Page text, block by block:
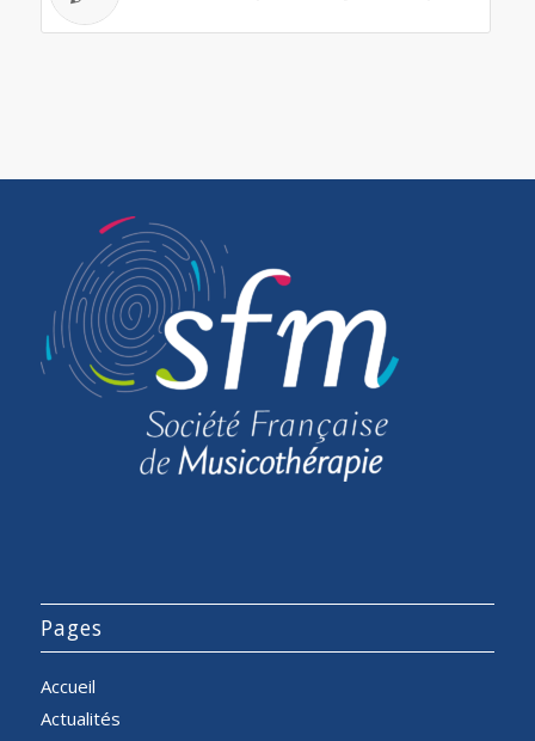
Pages
Accueil
Actualités